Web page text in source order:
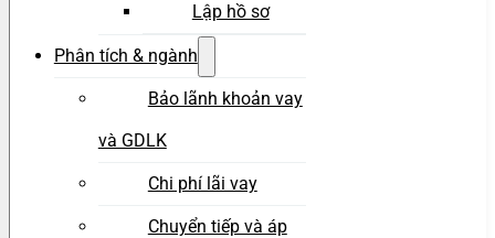
Lập hồ sơ
Phân tích & ngành
Bảo lãnh khoản vay
và GDLK
Chi phí lãi vay
Chuyển tiếp và áp